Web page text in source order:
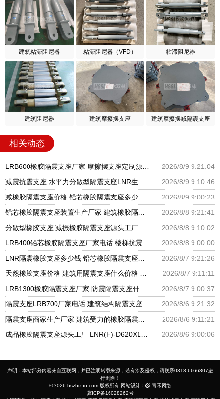
建筑粘滞阻尼器 粘滞阻尼器（VFD） 粘滞阻尼器
建筑阻尼器 建筑摩擦摆支座 建筑摩擦摆减隔震支座
相关动态
2026/8/9 9:21:04
2026/8/9 9:10:46
2026/8/9 9:00:23
2026/8/8 9:21:41
2026/8/8 9:10:02
2026/8/8 9:00:00
2026/8/7 9:21:26
2026/8/7 9:11:11
2026/8/7 9:00:37
2026/8/6 9:21:32
2026/8/6 9:11:21
2026/8/6 9:00:06
声明：本站部分内容来自互联网，并已注明转载来源，若有涉及侵权，请联系0318-6666807进
行删除！
© 2026 hszhizuo.com 版权所有 网站设计：
青禾网络
冀ICP备16028262号